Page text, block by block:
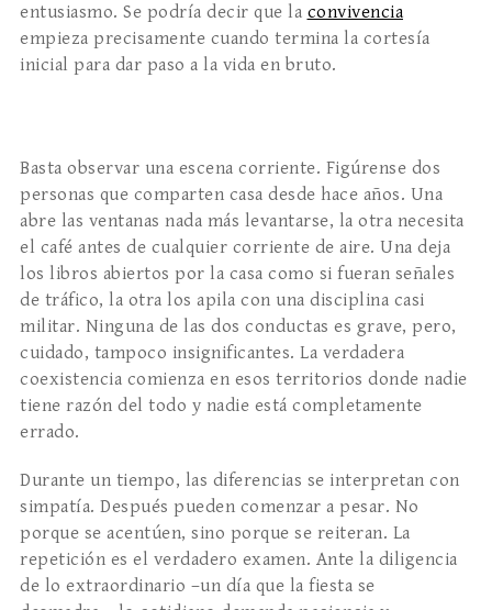
entusiasmo. Se podría decir que la convivencia
empieza precisamente cuando termina la cortesía
inicial para dar paso a la vida en bruto.
Basta observar una escena corriente. Figúrense dos
personas que comparten casa desde hace años. Una
abre las ventanas nada más levantarse, la otra necesita
el café antes de cualquier corriente de aire. Una deja
los libros abiertos por la casa como si fueran señales
de tráfico, la otra los apila con una disciplina casi
militar. Ninguna de las dos conductas es grave, pero,
cuidado, tampoco insignificantes. La verdadera
coexistencia comienza en esos territorios donde nadie
tiene razón del todo y nadie está completamente
errado.
Durante un tiempo, las diferencias se interpretan con
simpatía. Después pueden comenzar a pesar. No
porque se acentúen, sino porque se reiteran. La
repetición es el verdadero examen. Ante la diligencia
de lo extraordinario –un día que la fiesta se